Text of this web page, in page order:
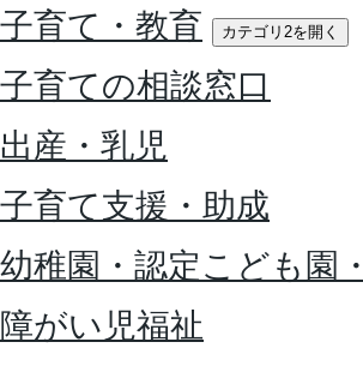
子育て・教育
カテゴリ2を開く
子育ての相談窓口
出産・乳児
子育て支援・助成
幼稚園・認定こども園
障がい児福祉